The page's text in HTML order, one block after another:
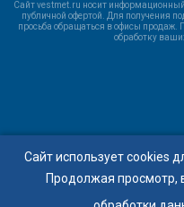
Сайт vestmet.ru носит
публичной офертой. Для получения
просьба обращаться в офисы
обработку
Мы в
Сайт использует cookies
Продолжая просмотр,